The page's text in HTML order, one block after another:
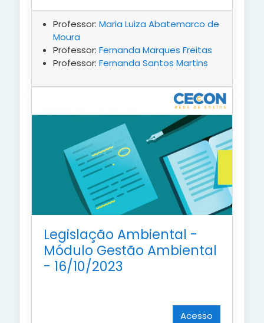
Professor: Maria Luiza Abatemarco de
Moura
Professor: Fernanda Marques Freitas
Professor: Fernanda Santos Martins
Legislação Ambiental -
Módulo Gestão Ambiental
- 16/10/2023
Acesso